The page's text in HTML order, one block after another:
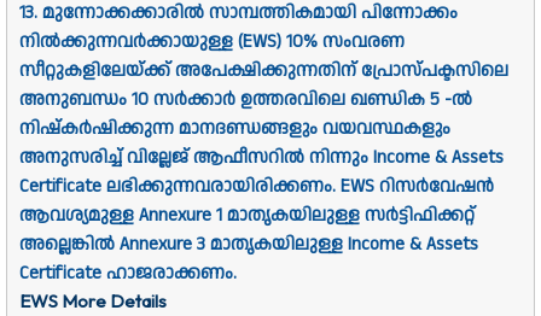
13. മുന്നോക്കക്കാരില്‍ സാമ്പത്തികമായി പിന്നോക്കം
നില്‍ക്കുന്നവര്‍ക്കായുള്ള (EWS) 10% സംവരണ
സീറ്റുകളിലേയ്ക്ക്‌ അപേക്ഷിക്കുന്നതിന്‌ പ്രോസ്പക്ടസിലെ
അനുബന്ധം 10 സര്‍ക്കാര്‍ ഉത്തരവിലെ ഖണ്ഡിക 5 -ല്‍
നിഷ്‌കര്‍ഷിക്കുന്ന മാനദണ്ഡങ്ങളും വയവസ്ഥകളും
അനുസരിച്ച്‌ വില്ലേജ്‌ ആഫീസറില്‍ നിന്നും Income & Assets
Certificate ലഭിക്കുന്നവരായിരിക്കണം. EWS റിസര്‍വേഷന്‍
ആവശ്യമുള്ള Annexure 1 മാതൃകയിലുള്ള സര്‍ട്ടിഫിക്കറ്റ്‌
അല്ലെങ്കില്‍ Annexure 3 മാതൃകയിലുള്ള Income & Assets
Certificate ഹാജരാക്കണം.
EWS More Details